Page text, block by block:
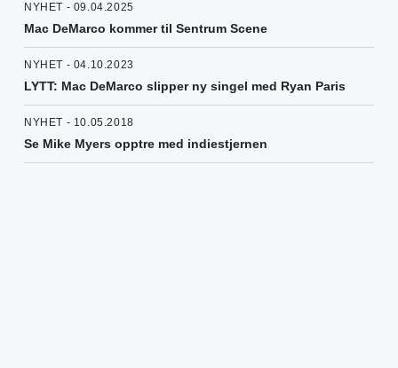
NYHET - 09.04.2025
Mac DeMarco kommer til Sentrum Scene
NYHET - 04.10.2023
LYTT: Mac DeMarco slipper ny singel med Ryan Paris
NYHET - 10.05.2018
Se Mike Myers opptre med indiestjernen